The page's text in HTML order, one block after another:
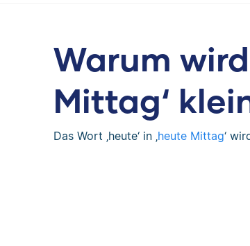
Warum wird
Mittag‘
Das Wort ‚heute‘ in ‚heute Mittag‘